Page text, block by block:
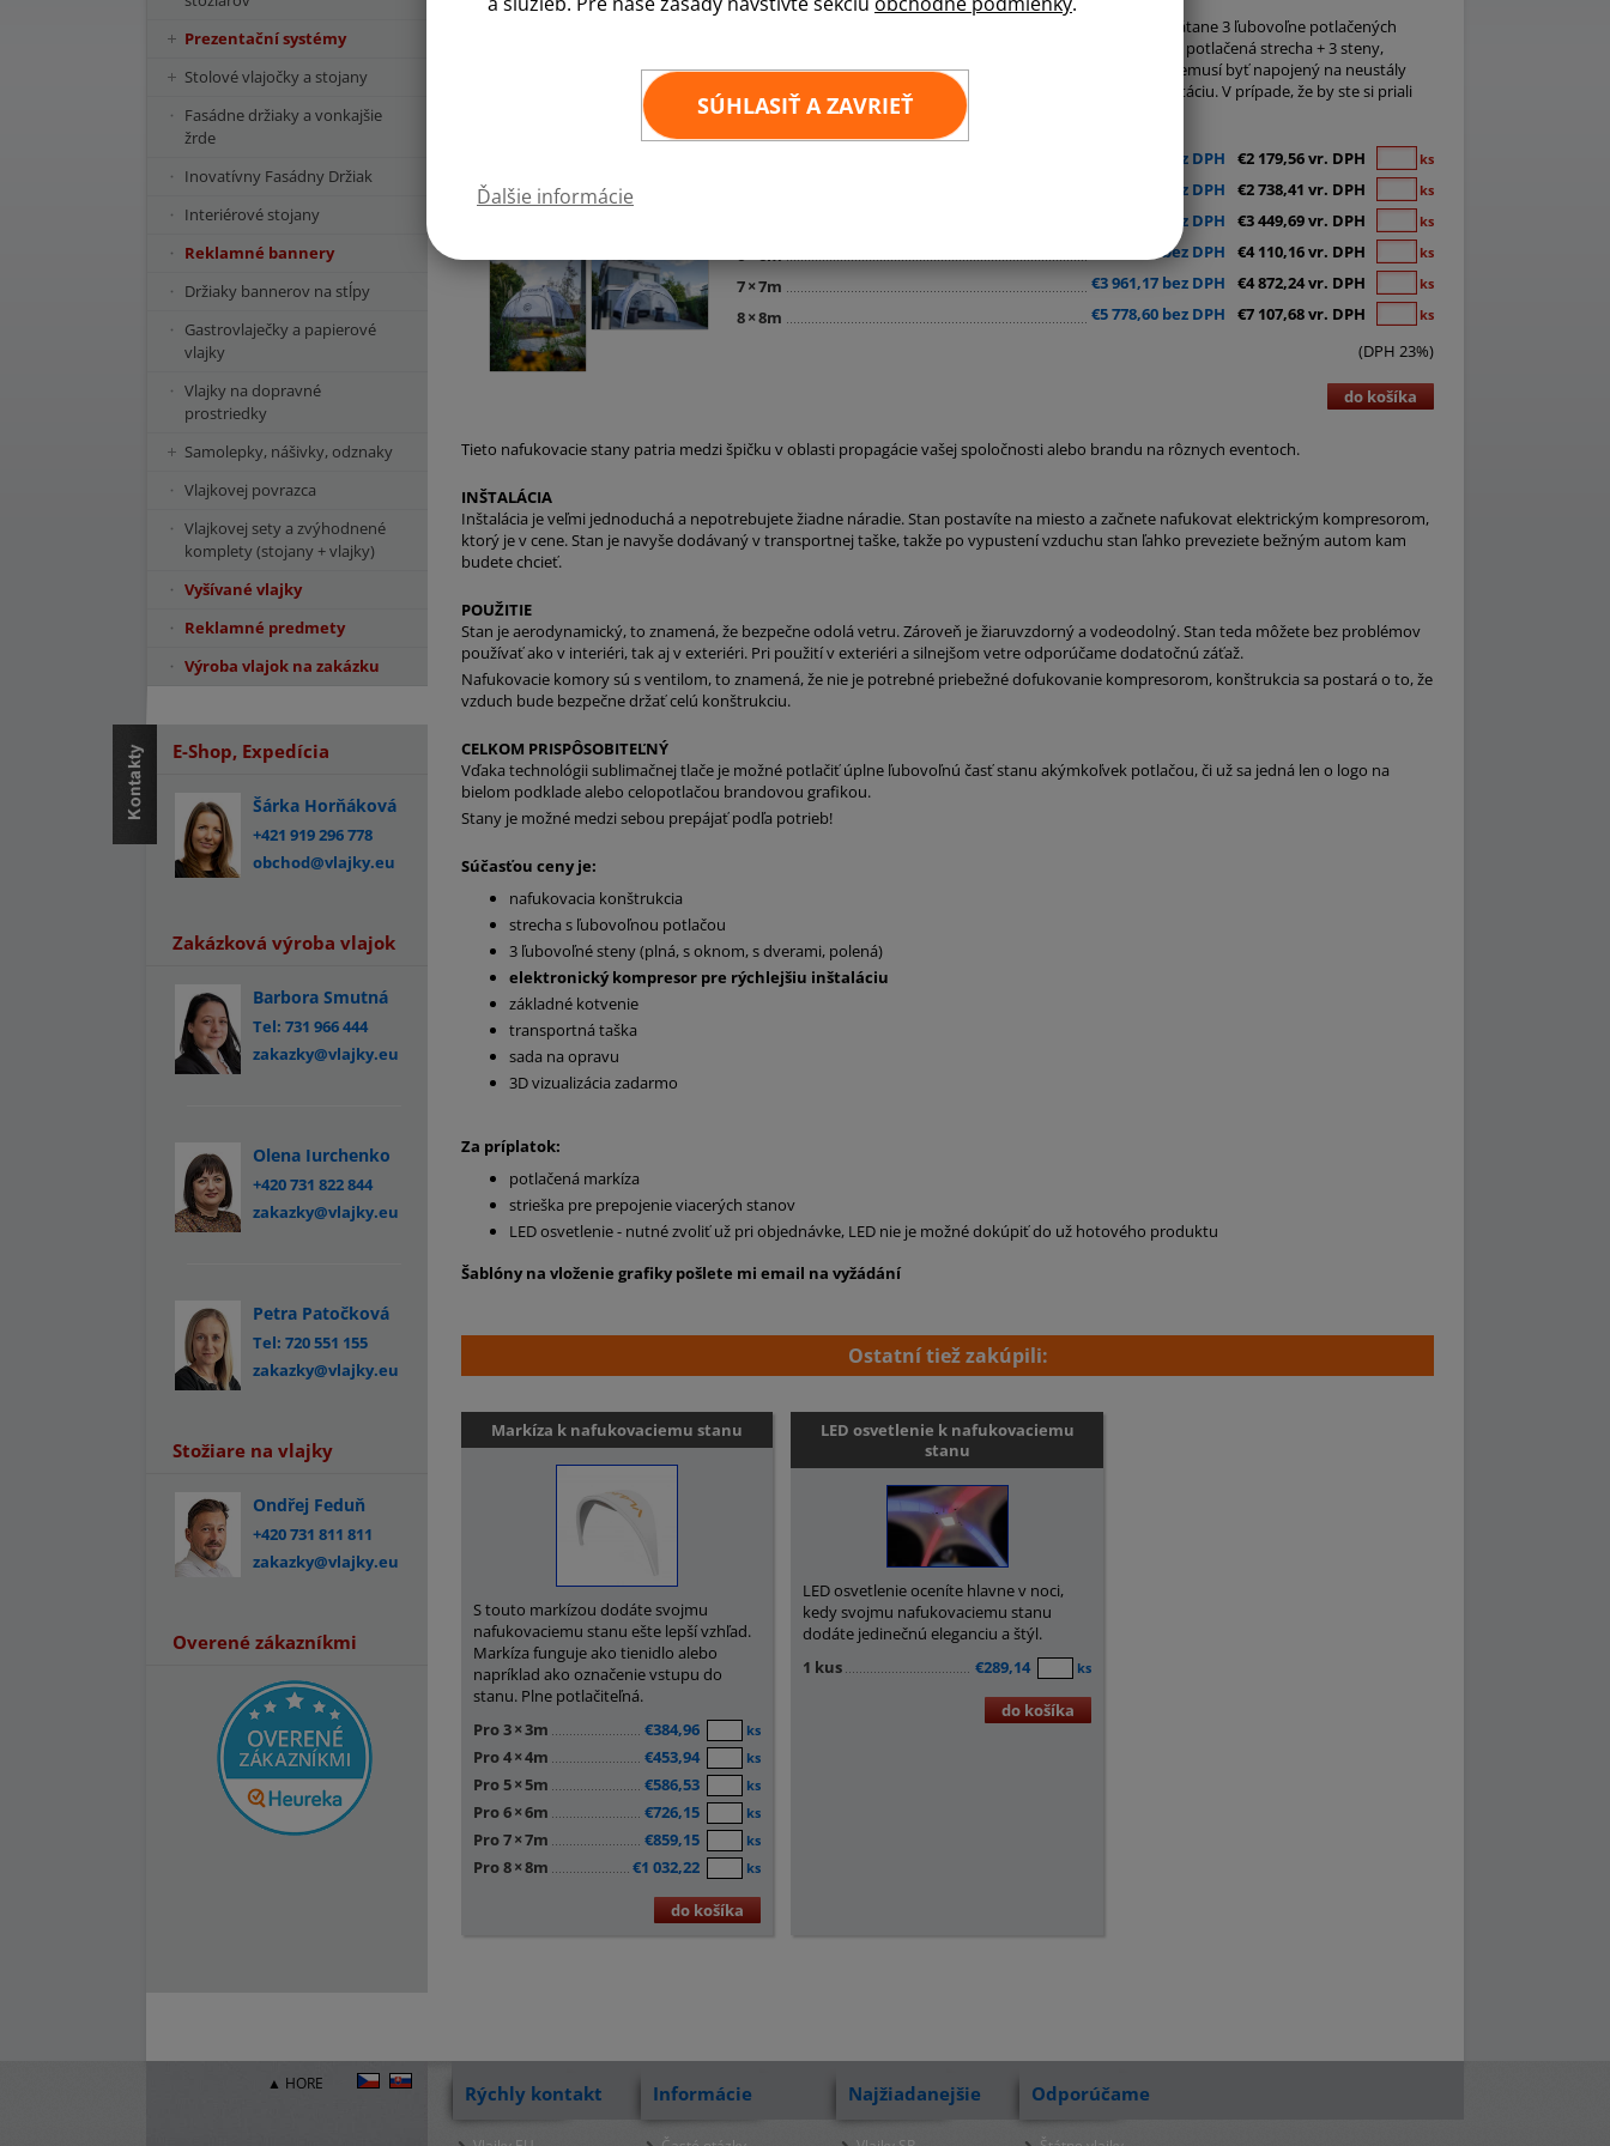
SÚHLASIŤ A ZAVRIEŤ
Ďalšie informácie
Ponúkame kvalitný nafukovací, pneumatický stan Exclusive vrátane 3 ľubovoľne potlačených
stien. Súčasťou dodávky je nafukovacia konštrukcia, ľubovoľne potlačená strecha + 3 steny,
elektrický kompresor, kotvenie, dvere aj 3D vizualizácia. Stan nemusí byť napojený na neustály
prívod vzduchu - stačí nafúknuť a stan je pripravený na prezentáciu. V prípade, že by ste si priali
dodať iný počet stien, nakalkulujeme individuálne.
€1 772,00 bez DPH €2 179,56 vr. DPH ks
€2 226,35 bez DPH €2 738,41 vr. DPH ks
€2 804,63 bez DPH €3 449,69 vr. DPH ks
6×6m €3 341,59 bez DPH €4 110,16 vr. DPH ks
7×7m €3 961,17 bez DPH €4 872,24 vr. DPH ks
8×8m €5 778,60 bez DPH €7 107,68 vr. DPH ks
(DPH 23%)
do košíka
Tieto nafukovacie stany patria medzi špičku v oblasti propagácie vašej spoločnosti alebo brandu na rôznych eventoch.
INŠTALÁCIA
Inštalácia je veľmi jednoduchá a nepotrebujete žiadne náradie. Stan postavíte na miesto a začnete nafukovat elektrickým kompresorom,
ktorý je v cene. Stan je navyše dodávaný v transportnej taške, takže po vypustení vzduchu stan ľahko preveziete bežným autom kam
budete chcieť.
POUŽITIE
Stan je aerodynamický, to znamená, že bezpečne odolá vetru. Zároveň je žiaruvzdorný a vodeodolný. Stan teda môžete bez problémov
používať ako v interiéri, tak aj v exteriéri. Pri použití v exteriéri a silnejšom vetre odporúčame dodatočnú záťaž.
Nafukovacie komory sú s ventilom, to znamená, že nie je potrebné priebežné dofukovanie kompresorom, konštrukcia sa postará o to, že
vzduch bude bezpečne držať celú konštrukciu.
CELKOM PRISPÔSOBITEĽNÝ
Vďaka technológii sublimačnej tlače je možné potlačiť úplne ľubovoľnú časť stanu akýmkoľvek potlačou, či už sa jedná len o logo na
bielom podklade alebo celopotlačou brandovou grafikou.
Stany je možné medzi sebou prepájať podľa potrieb!
Súčasťou ceny je:
nafukovacia konštrukcia
strecha s ľubovoľnou potlačou
3 ľubovoľné steny (plná, s oknom, s dverami, polená)
elektronický kompresor pre rýchlejšiu inštaláciu
základné kotvenie
transportná taška
sada na opravu
3D vizualizácia zadarmo
Za príplatok:
potlačená markíza
strieška pre prepojenie viacerých stanov
LED osvetlenie - nutné zvoliť už pri objednávke, LED nie je možné dokúpiť do už hotového produktu
Šablóny na vloženie grafiky pošlete mi email na vyžádání
Ostatní tiež zakúpili:
Markíza k nafukovaciemu stanu
S touto markízou dodáte svojmu
nafukovaciemu stanu ešte lepší vzhľad.
Markíza funguje ako tienidlo alebo
napríklad ako označenie vstupu do
stanu. Plne potlačiteľná.
Pro 3×3m €384,96 ks
Pro 4×4m €453,94 ks
Pro 5×5m €586,53 ks
Pro 6×6m €726,15 ks
Pro 7×7m €859,15 ks
Pro 8×8m €1 032,22 ks
do košíka
LED osvetlenie k nafukovaciemu
stanu
LED osvetlenie oceníte hlavne v noci,
kedy svojmu nafukovaciemu stanu
dodáte jedinečnú eleganciu a štýl.
1 kus
€289,14 ks
do košíka
Prezentační systémy
Stolové vlajočky a stojany
Fasádne držiaky a vonkajšie
žrde
Inovatívny Fasádny Držiak
Interiérové stojany
Reklamné bannery
Držiaky bannerov na stĺpy
Gastrovlaječky a papierové
vlajky
Vlajky na dopravné
prostriedky
Samolepky, nášivky, odznaky
Vlajkovej povrazca
Vlajkovej sety a zvýhodnené
komplety (stojany + vlajky)
Vyšívané vlajky
Reklamné predmety
Výroba vlajok na zakázku
E-Shop, Expedícia
Šárka Horňáková
+421 919 296 778
obchod@vlajky.eu
Zakázková výroba vlajok
Barbora Smutná
Tel: 731 966 444
zakazky@vlajky.eu
Olena Iurchenko
+420 731 822 844
zakazky@vlajky.eu
Petra Patočková
Tel: 720 551 155
zakazky@vlajky.eu
Stožiare na vlajky
Ondřej Feduň
+420 731 811 811
zakazky@vlajky.eu
Overené zákazníkmi
▲ HORE Rýchly kontakt Informácie Najžiadanejšie Odporúčame